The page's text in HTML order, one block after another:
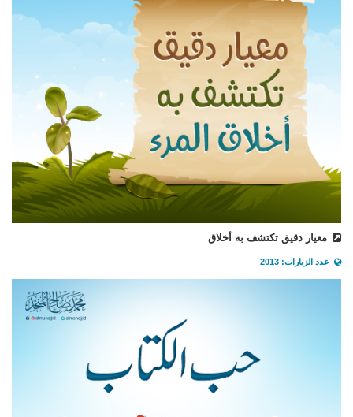
معيار دقيق تكتشف به أخلاق
عدد الزيارات: 2013